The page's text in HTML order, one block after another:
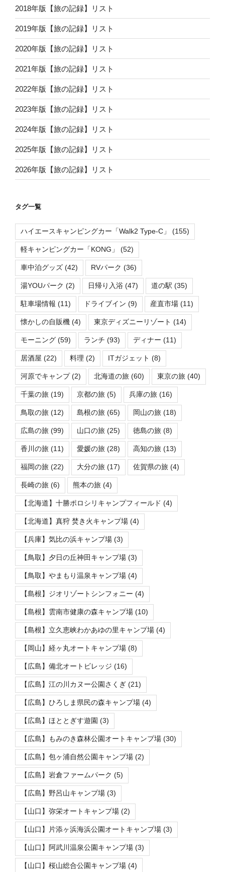
2018年版【旅の記録】リスト
2019年版【旅の記録】リスト
2020年版【旅の記録】リスト
2021年版【旅の記録】リスト
2022年版【旅の記録】リスト
2023年版【旅の記録】リスト
2024年版【旅の記録】リスト
2025年版【旅の記録】リスト
2026年版【旅の記録】リスト
タグ一覧
ハイエースキャンピングカー「Walk2 Type-C」 (155)
軽キャンピングカー「KONG」 (52)
車中泊グッズ (42) RVパーク (36)
湯YOUパーク (2) 日帰り入浴 (47) 道の駅 (35)
駐車場情報 (11) ドライブイン (9) 産直市場 (11)
懐かしの自販機 (4) 東京ディズニーリゾート (14)
モーニング (59) ランチ (93) ディナー (11)
居酒屋 (22) 料理 (2) ITガジェット (8)
河原でキャンプ(2) 北海道の旅 (60) 東京の旅 (40)
千葉の旅 (19) 京都の旅 (5) 兵庫の旅 (16)
鳥取の旅 (12) 島根の旅 (65) 岡山の旅 (18)
広島の旅 (99) 山口の旅 (25) 徳島の旅 (8)
香川の旅 (11) 愛媛の旅 (28) 高知の旅 (13)
福岡の旅 (22) 大分の旅 (17) 佐賀県の旅 (4)
長崎の旅 (6) 熊本の旅 (4)
【北海道】十勝ポロシリキャンプフィールド (4)
【北海道】真狩 焚き火キャンプ場 (4)
【兵庫】気比の浜キャンプ場 (3)
【鳥取】夕日の丘神田キャンプ場 (3)
【鳥取】やまもり温泉キャンプ場 (4)
【島根】ジオリゾートシンフォニー (4)
【島根】雲南市健康の森キャンプ場 (10)
【島根】立久恵峡わかあゆの里キャンプ場 (4)
【岡山】経ヶ丸オートキャンプ場 (8)
【広島】備北オートビレッジ (16)
【広島】江の川カヌー公園さくぎ (21)
【広島】ひろしま県民の森キャンプ場 (4)
【広島】ほととぎす遊園 (3)
【広島】もみのき森林公園オートキャンプ場 (30)
【広島】包ヶ浦自然公園キャンプ場 (2)
【広島】岩倉ファームパーク (5)
【広島】野呂山キャンプ場 (3)
【山口】弥栄オートキャンプ場 (2)
【山口】片添ヶ浜海浜公園オートキャンプ場 (3)
【山口】阿武川温泉公園キャンプ場 (3)
【山口】桜山総合公園キャンプ場 (4)